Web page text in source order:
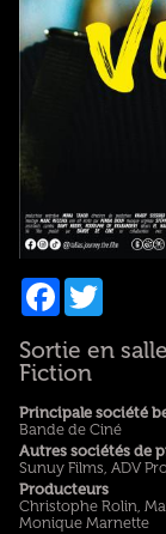
Facebook
Twitter
Sortie en
Fiction
Principale société
Bande de Ciné
Autres sociétés de
Sunuy Films, ADV
Producteurs
Christophe Rolin,
Monique Marnette